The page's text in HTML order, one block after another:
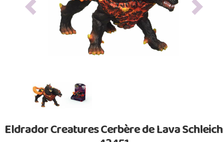
Previous Next
Eldrador Creatures Cerbère de Lava Schleich